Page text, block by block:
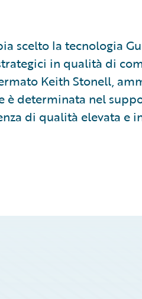
scelto la tecnologia
in qualità di
Keith Stonell,
è determinata nel
di qualità elevata e